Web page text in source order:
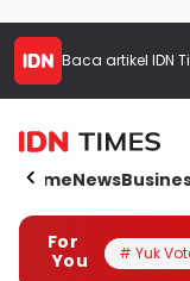
Baca artikel IDN
HomeNews
For
You
# Yuk